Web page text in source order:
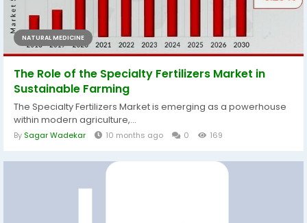
NATURAL MEDICINE
The Role of the Specialty Fertilizers Market in
Sustainable Farming
The Specialty Fertilizers Market is emerging as a powerhouse
within modern agriculture,...
By Sagar Wadekar 10 months ago 0 169